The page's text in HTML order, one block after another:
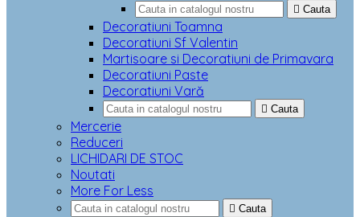
 Cauta
Decoratiuni Toamna
Decoratiuni Sf Valentin
Martisoare si Decoratiuni de Primavara
Decoratiuni Paste
Decoratiuni Vară
 Cauta
Mercerie
Reduceri
LICHIDARI DE STOC
Noutati
More For Less
 Cauta